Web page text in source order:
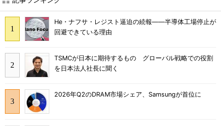
He・ナフサ・レジスト逼迫の続報――半導体工場停止が
回避できている理由
TSMCが日本に期待するもの グローバル戦略での役割
を日本法人社長に聞く
2026年Q2のDRAM市場シェア、Samsungが首位に